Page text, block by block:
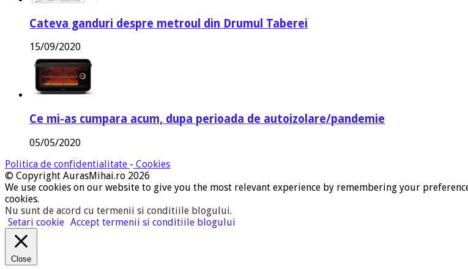
Cateva ganduri despre metroul din Drumul Taberei
15/09/2020
Ce mi-as cumpara acum, dupa perioada de autoizolare/pandemie
05/05/2020
Politica de confidentialitate - Cookies
© Copyright AurasMihai.ro 2026
We use cookies on our website to give you the most relevant experience by remembering your
cookies.
Nu sunt de acord cu termenii si conditiile blogului.
Setari cookie Accept termenii si conditiile blogului
Close